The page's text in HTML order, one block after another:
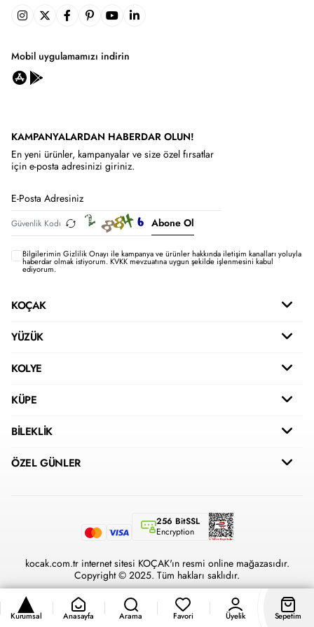
Kurumsal Anasayfa Arama Favori Üyelik Sepetim
Mobil uygulamamızı indirin
KAMPANYALARDAN HABERDAR OLUN!
En yeni ürünler, kampanyalar ve size özel fırsatlar
için e-posta adresinizi giriniz.
Abone Ol
Bilgilerimin Gizlilik Onayı ile kampanya ve ürünler hakkında iletişim kanalları yoluyla
haberdar olmak istiyorum.KVKK mevzuatına uygun şekilde işlenmesini kabul
ediyorum.
KOÇAK
YÜZÜK
KOLYE
KÜPE
BİLEKLİK
ÖZEL GÜNLER
256 BitSSL
Encryption
kocak.com.tr internet sitesi KOÇAK'ın resmi online mağazasıdır.
Copyright © 2025. Tüm hakları saklıdır.
Hipotenüs Yeni Nesil E-Ticaret Sistemleri ile Hazırlanmıştır.